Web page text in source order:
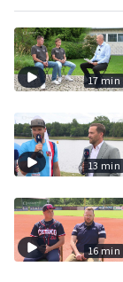
17 min
13 min
16 min